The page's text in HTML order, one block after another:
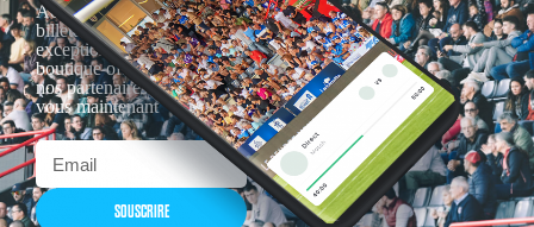
Actualités, nouveautés,
billetterie, remises
exceptionnelles dans la
boutique officielles & chez
nos partenaires… Inscrivez-
vous maintenant
SOUSCRIRE